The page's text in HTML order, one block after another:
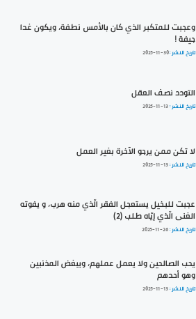
وعجبت للمتكبر الذي كان بالأمس نطفة، ويكون غدا
جيفة !
تاريخ النشر :2025-11-30
التودد نصف العقل
تاريخ النشر :2025-11-13
لا تكن ممن يرجو الآخرة بغير العمل
تاريخ النشر :2025-11-13
عجبت للبخيل يستعجل الفقر الّذي منه هرب، و يفوته
الغنى الّذي إيّاه طلب (2)
تاريخ النشر :2025-11-26
يحب الصالحين ولا يعمل عملهم، ويبغض المذنبين
وهو أحدهم
تاريخ النشر :2025-11-13